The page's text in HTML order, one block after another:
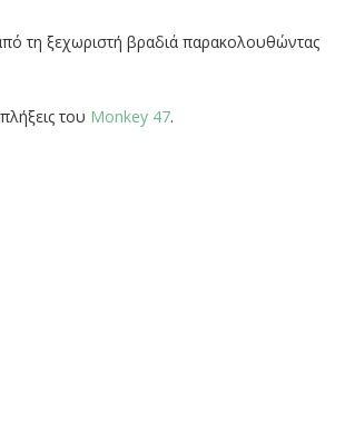
τη ξεχωριστή βραδιά παρακολουθώντας
του Monkey 47.